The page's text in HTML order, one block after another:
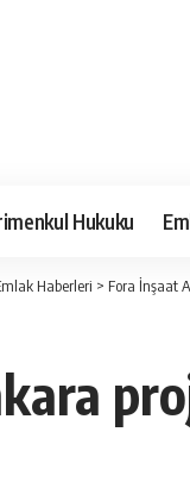
Hukuku
Haberleri > Fora İnşaat